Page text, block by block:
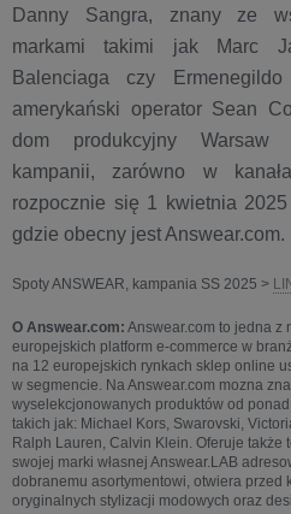
Danny Sangra, znany ze
markami takimi jak Marc
Balenciaga czy
amerykański operator Sean
dom produkcyjny Warsaw
kampanii, zarówno w
rozpocznie się 1 kwietnia
gdzie obecny jest Answear.com.
Spoty ANSWEAR, kampania SS 2025 >
O Answear.com: Answear.com to jedna z
europejskich platform e-commerce w
na 12 europejskich rynkach sklep online
w segmencie. Na Answear.com mozna
wyselekcjonowanych produktów od
takich jak: Michael Kors, Swarovski,
Ralph Lauren, Calvin Klein. Oferuje także
swojej marki własnej Answear.LAB
dobranemu asortymentowi, otwiera przed
oryginalnych stylizacji modowych oraz